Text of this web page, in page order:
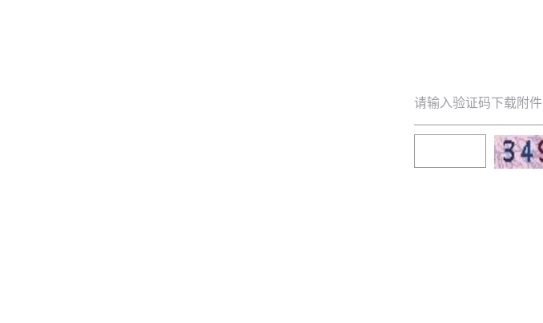
请输入验证码下载附件